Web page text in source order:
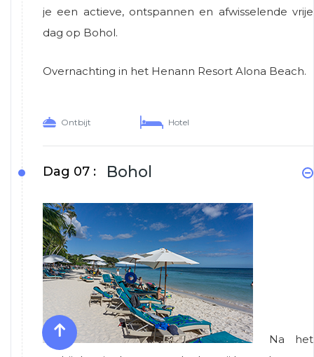
je een actieve, ontspannen en afwisselende vrije
dag op Bohol.
Overnachting in het Henann Resort Alona Beach.
Ontbijt Hotel
Dag 07 : Bohol
Na het